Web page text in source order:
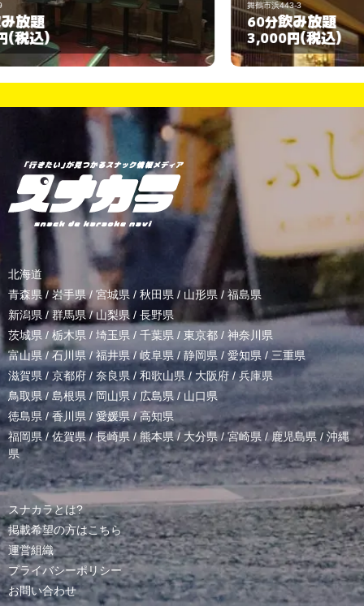
舞鶴市浜443-3
60分
3,000円(税込)
北海道
青森県 / 岩手県/ 宮城県 / 秋田県 / 山形県/ 福島県
新潟県 /群馬県/山梨県 / 長野県
茨城県 / 栃木県 / 埼玉県 / 千葉県 / 東京都 / 神奈川県
富山県 /石川県/福井県/岐阜県 / 静岡県 / 愛知県 / 三重県
滋賀県 / 京都府 / 奈良県 / 和歌山県/ 大阪府 /兵庫県
鳥取県/ 島根県 /岡山県/ 広島県 / 山口県
徳島県 /香川県 / 愛媛県/高知県
福岡県/佐賀県/長崎県 /熊本県/ 大分県/宮崎県 /鹿児島県 / 沖縄
県
スナカラとは?
掲載希望の方はこちら
運営組織
プライバシーポリシー
お問い合わせ